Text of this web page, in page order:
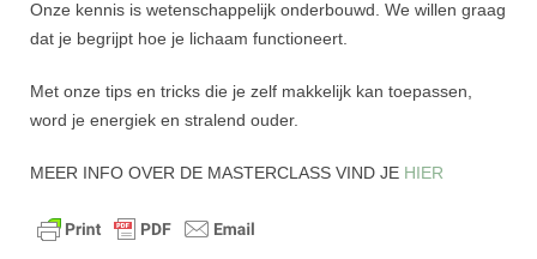
Onze kennis is wetenschappelijk onderbouwd. We willen graag
dat je begrijpt hoe je lichaam functioneert.
Met onze tips en tricks die je zelf makkelijk kan toepassen,
word je energiek en stralend ouder.
MEER INFO OVER DE MASTERCLASS VIND JE HIER